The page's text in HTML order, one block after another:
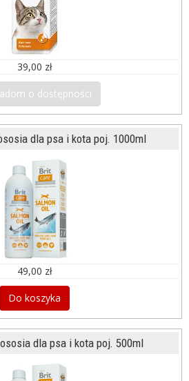
39,00 zł
o dostępności
dla psa i kota poj. 1000ml
49,00 zł
Do koszyka
dla psa i kota poj. 500ml